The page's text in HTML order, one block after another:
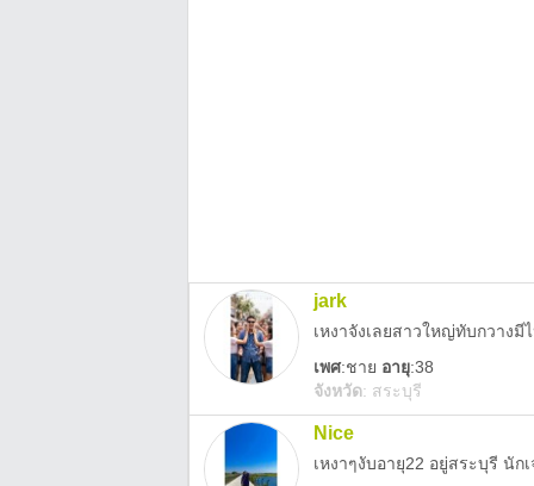
jark
เหงา​จัง​เลย​สาว​ใหญ่​ทับ​กวาง​มี
เพศ:ชาย อายุ:38
จังหวัด: สระบุรี
Nice
เหงาๆงับอายุ22 อยู่สระบุรี นัก